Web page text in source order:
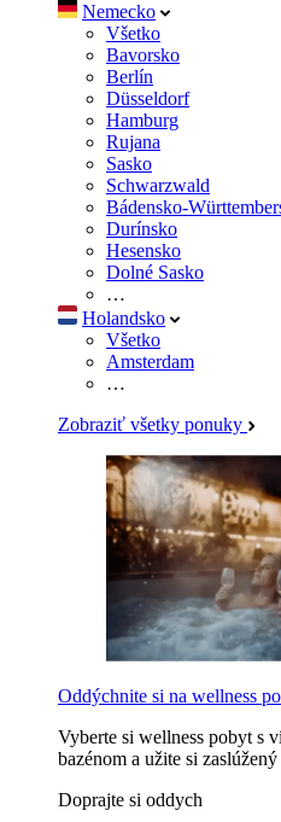
Nemecko
Všetko
Bavorsko
Berlín
Düsseldorf
Hamburg
Rujana
Sasko
Schwarzwald
Bádensko-
Durínsko
Hesensko
Dolné Sasko
…
Holandsko
Všetko
Amsterdam
…
Zobraziť všetky ponuky
Oddýchnite si na wellness
Vyberte si wellness pobyt s
bazénom a užite si
Doprajte si oddych